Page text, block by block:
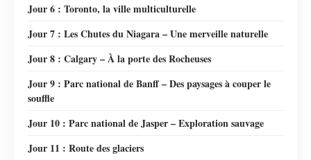
Jour 6 : Toronto, la ville multiculturelle
Jour 7 : Les Chutes du Niagara – Une merveille naturelle
Jour 8 : Calgary – À la porte des Rocheuses
Jour 9 : Parc national de Banff – Des paysages à couper le
souffle
Jour 10 : Parc national de Jasper – Exploration sauvage
Jour 11 : Route des glaciers